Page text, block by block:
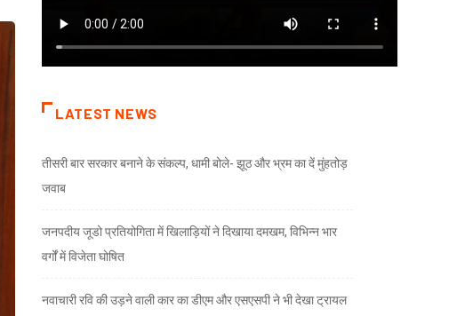
LATEST NEWS
तीसरी बार सरकार बनाने के संकल्प, धामी बोले- झूठ और भ्रम का दें मुंहतोड़
जवाब
जनपदीय जूडो प्रतियोगिता में खिलाड़ियों ने दिखाया दमखम, विभिन्न भार
वर्गों में विजेता घोषित
नवाचारी रवि की उड़ने वाली कार का डीएम और एसएसपी ने भी देखा ट्रायल